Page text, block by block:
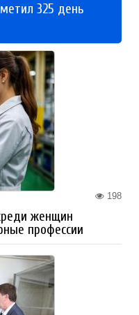
325 день
198
женщин
профессии